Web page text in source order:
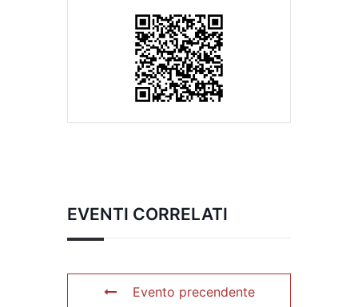
EVENTI CORRELATI
Evento precendente